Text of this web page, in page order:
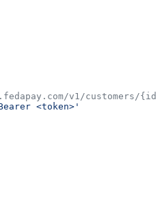
v1/customers/
<token>'